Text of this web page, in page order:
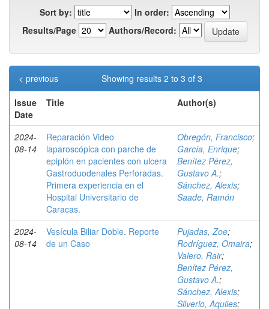
Sort by:
In order:
Results/Page
Authors/Record:
Showing results 2 to 3 of 3
< previous
Issue
Date
Title Author(s)
2024-
08-14
Reparación Video
laparoscópica con parche de
epiplón en pacientes con ulcera
Gastroduodenales Perforadas.
Primera experiencia en el
Hospital Universitario de
Caracas.
Obregón, Francisco;
García, Enrique;
Benítez Pérez,
Gustavo A.;
Sánchez, Alexis;
Saade, Ramón
2024-
08-14
Vesícula Biliar Doble. Reporte
de un Caso
Pujadas, Zoe;
Rodríguez, Omaira;
Valero, Rair;
Benítez Pérez,
Gustavo A.;
Sánchez, Alexis;
Silverio, Aquiles;